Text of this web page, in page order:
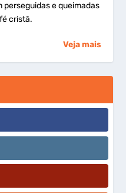
perseguidas e queimadas
cristã.
Veja mais